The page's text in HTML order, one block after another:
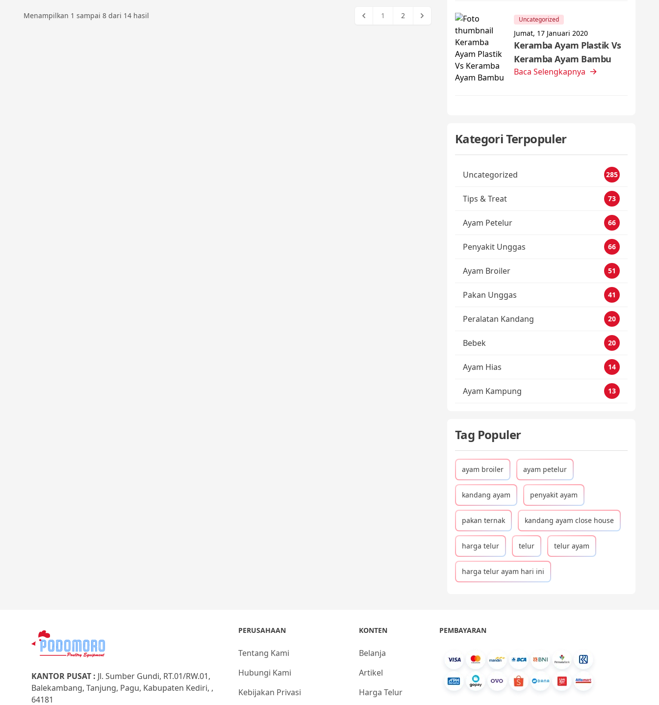
Menampilkan 1 sampai 8 dari 14 hasil 1 2 Uncategorized
Jumat, 17 Januari 2020
Keramba Ayam Plastik Vs
Keramba Ayam Bambu
Baca Selengkapnya
Kategori Terpopuler
Uncategorized 285
Tips & Treat 73
Ayam Petelur 66
Penyakit Unggas 66
Ayam Broiler 51
Pakan Unggas 41
Peralatan Kandang 20
Bebek 20
Ayam Hias 14
Ayam Kampung 13
Tag Populer
ayam broiler ayam petelur
kandang ayam penyakit ayam
pakan ternak kandang ayam close house
harga telur telur telur ayam
harga telur ayam hari ini
KANTOR PUSAT : Jl. Sumber Gundi, RT.01/RW.01,
Balekambang, Tanjung, Pagu, Kabupaten Kediri, ,
64181
PERUSAHAAN
Tentang Kami
Hubungi Kami
Kebijakan Privasi
KONTEN
Belanja
Artikel
Harga Telur
PEMBAYARAN